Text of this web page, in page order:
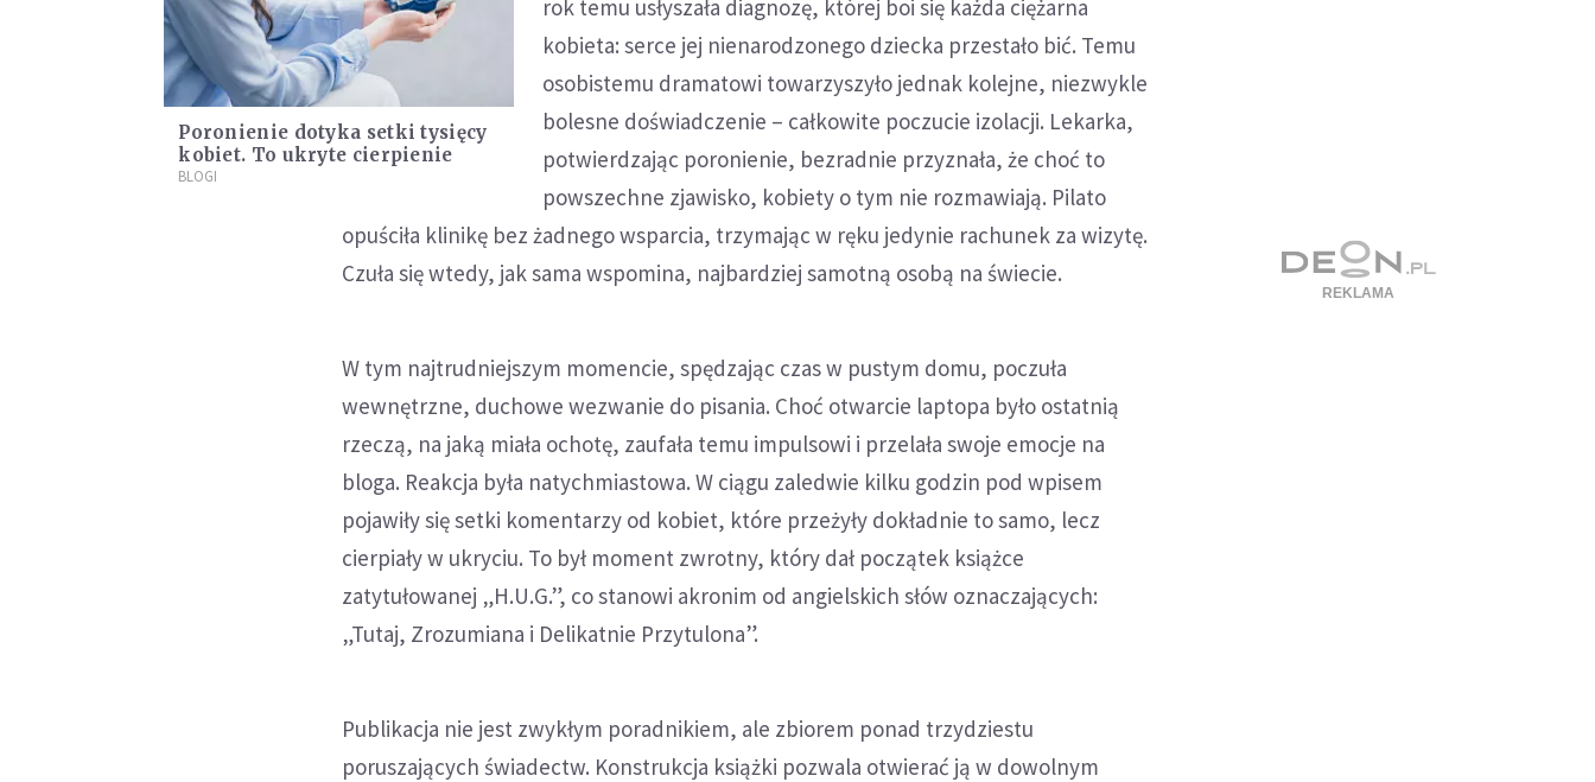
Poronienie dotyka setki tysięcy
kobiet. To ukryte cierpienie
BLOGI
rok temu usłyszała diagnozę, której boi się każda ciężarna
kobieta: serce jej nienarodzonego dziecka przestało bić. Temu
osobistemu dramatowi towarzyszyło jednak kolejne, niezwykle
bolesne doświadczenie – całkowite poczucie izolacji. Lekarka,
potwierdzając poronienie, bezradnie przyznała, że choć to
powszechne zjawisko, kobiety o tym nie rozmawiają. Pilato
opuściła klinikę bez żadnego wsparcia, trzymając w ręku jedynie rachunek za wizytę.
Czuła się wtedy, jak sama wspomina, najbardziej samotną osobą na świecie.
W tym najtrudniejszym momencie, spędzając czas w pustym domu, poczuła
wewnętrzne, duchowe wezwanie do pisania. Choć otwarcie laptopa było ostatnią
rzeczą, na jaką miała ochotę, zaufała temu impulsowi i przelała swoje emocje na
bloga. Reakcja była natychmiastowa. W ciągu zaledwie kilku godzin pod wpisem
pojawiły się setki komentarzy od kobiet, które przeżyły dokładnie to samo, lecz
cierpiały w ukryciu. To był moment zwrotny, który dał początek książce
zatytułowanej „H.U.G.”, co stanowi akronim od angielskich słów oznaczających:
„Tutaj, Zrozumiana i Delikatnie Przytulona”.
Publikacja nie jest zwykłym poradnikiem, ale zbiorem ponad trzydziestu
poruszających świadectw. Konstrukcja książki pozwala otwierać ją w dowolnym